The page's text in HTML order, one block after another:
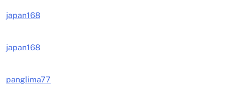
japan168
japan168
panglima77